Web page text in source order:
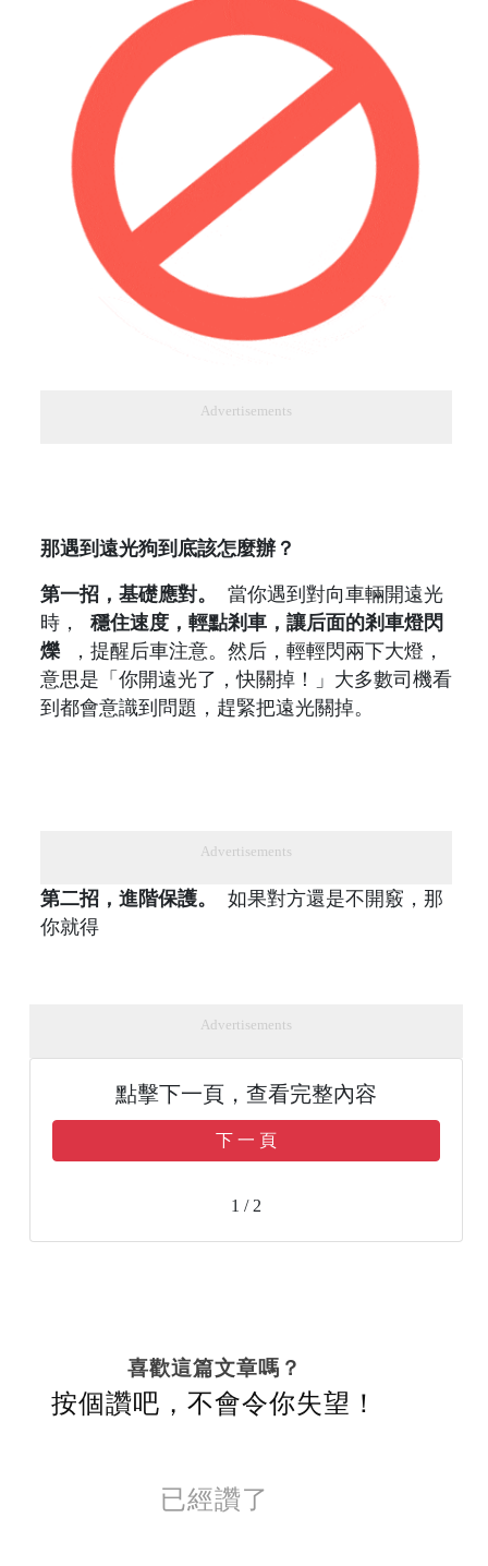
Advertisements
那遇到遠光狗到底該怎麼辦？
第一招，基礎應對。
當你遇到對向車輛開遠光
時， 穩住速度，輕點剎車，讓后面的剎車燈閃
爍，提醒后車注意。然后，輕輕閃兩下大燈，
意思是「你開遠光了，快關掉！」大多數司機看
到都會意識到問題，趕緊把遠光關掉。
Advertisements
第二招，進階保護。
如果對方還是不開竅，那
你就得
Advertisements
點擊下一頁，查看完整內容
下 一 頁
1 / 2
喜歡這篇文章嗎？
按個讚吧，不會令你失望！
已經讚了